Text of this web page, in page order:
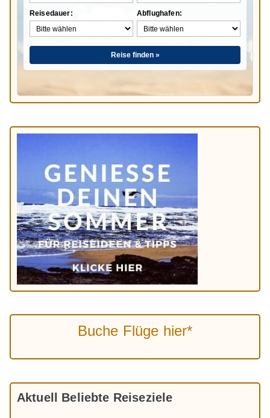
Reisedauer: Abflughafen:
Reise finden »
Buche Flüge hier*
Aktuell Beliebte Reiseziele